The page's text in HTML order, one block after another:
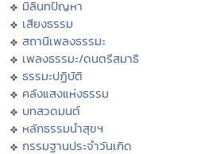
มิลินทปัญหา
เสียงธรรม
สถานีเพลงธรรมะ
เพลงธรรมะ/ดนตรีสมาธิ
ธรรมะปฏิบัติ
คลังแสงแห่งธรรม
บทสวดมนต์
หลักธรรมนำสุขฯ
กรรมฐานประจำวันเกิด